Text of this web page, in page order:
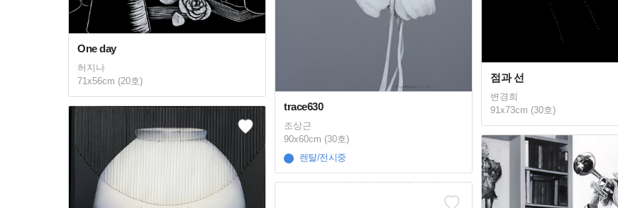
One day
허지나
71x56cm (20호)
trace630
조상근
90x60cm (30호)
렌탈/전시중
점과 선
변경희
91x73cm (30호)